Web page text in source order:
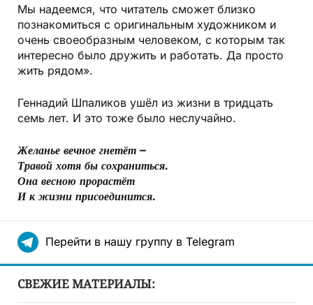
Мы надеемся, что читатель сможет близко
познакомиться с оригинальным художником и
очень своеобразным человеком, с которым так
интересно было дружить и работать. Да просто
жить рядом».
Геннадий Шпаликов ушёл из жизни в тридцать
семь лет. И это тоже было неслучайно.
Желанье вечное гнетёт –
Травой хотя бы сохраниться.
Она весною прорастёт
И к жизни присоединится.
Перейти в нашу группу в Telegram
СВЕЖИЕ МАТЕРИАЛЫ: